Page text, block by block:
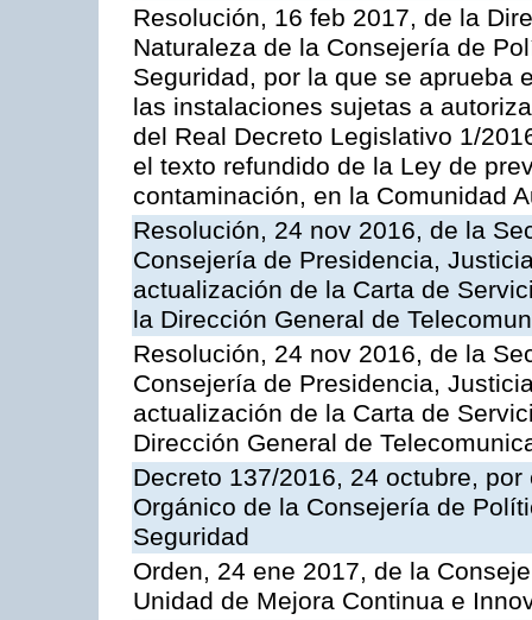
Resolución, 16 feb 2017, de la
Naturaleza de la Consejería de
Seguridad, por la que se aprueba
las instalaciones sujetas a
del Real Decreto Legislativo 1/
el texto refundido de la Ley de
contaminación, en la Comunidad
Resolución, 24 nov 2016, de la
Consejería de Presidencia,
actualización de la Carta de
la Dirección General de
Resolución, 24 nov 2016, de la
Consejería de Presidencia,
actualización de la Carta de
Dirección General de
Decreto 137/2016, 24 octubre,
Orgánico de la Consejería de
Seguridad
Orden, 24 ene 2017, de la
Unidad de Mejora Continua e